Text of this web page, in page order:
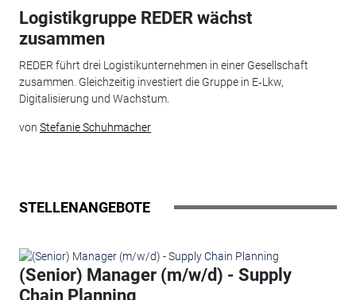
Logistikgruppe REDER wächst
zusammen
REDER führt drei Logistikunternehmen in einer Gesellschaft
zusammen. Gleichzeitig investiert die Gruppe in E‑Lkw,
Digitalisierung und Wachstum.
von Stefanie Schuhmacher
STELLENANGEBOTE
(Senior) Manager (m/w/d) - Supply
Chain Planning